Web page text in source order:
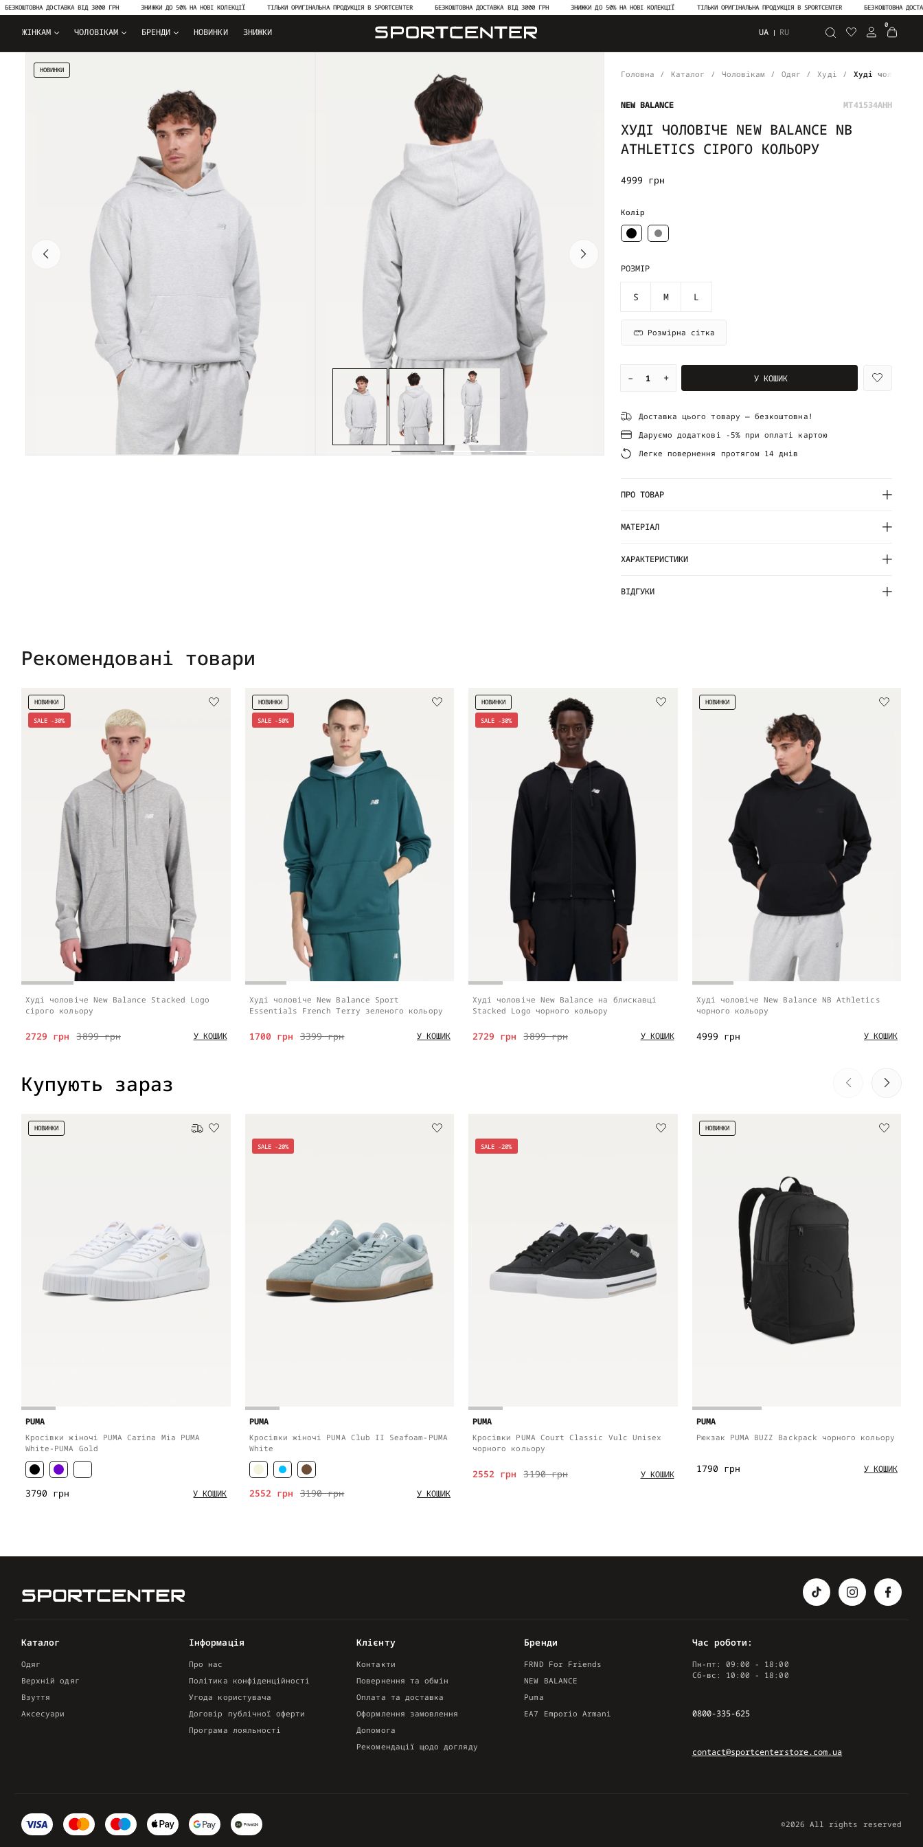
ДОСТАВКА ВІД 3000 ГРН ЗНИЖКИ ДО 50% НА НОВІ КОЛЕКЦІЇ ТІЛЬКИ ОРИГІНАЛЬНА ПРОДУКЦІЯ В SPORTCENTER БЕЗКОШТОВНА ДОСТАВКА ВІД 3000 ГРН ЗНИЖКИ ДО 50% НА НОВІ КОЛЕКЦІЇ ТІЛЬКИ ОРИГІНАЛЬНА ПРОДУКЦІЯ В SPORTCENTER БЕЗКОШТОВНА ДОСТАВКА
ЖІНКАМ ЧОЛОВІКАМ БРЕНДИ НОВИНКИ ЗНИЖКИ UA RU Пошук
0
НОВИНКИ Головна Каталог Чоловікам Одяг Худі Худі
NEW BALANCE MT41534AHH
ХУДІ ЧОЛОВІЧЕ NEW BALANCE NB
ATHLETICS СІРОГО КОЛЬОРУ
4999 грн
Колір
РОЗМІР
S M L
Розмірна сітка
– + У КОШИК
Доставка цього товару — безкоштовна!
Даруємо додаткові -5% при оплаті картою
Легке повернення протягом 14 днів
ПРО ТОВАР
МАТЕРІАЛ
ХАРАКТЕРИСТИКИ
ВІДГУКИ
Рекомендовані товари
SALE -30%
НОВИНКИ
Худі чоловіче New Balance Stacked Logo
сірого кольору
3899 грн
2729 грн У КОШИК
SALE -50%
НОВИНКИ
Худі чоловіче New Balance Sport
Essentials French Terry зеленого кольору
3399 грн
1700 грн У КОШИК
SALE -30%
НОВИНКИ
Худі чоловіче New Balance на блискавці
Stacked Logo чорного кольору
3899 грн
2729 грн У КОШИК
НОВИНКИ
Худі чоловіче New Balance NB Athletics
чорного кольору
4999 грн У КОШИК
Купують зараз
НОВИНКИ Безкоштовна доставка
PUMA
Кросівки жіночі PUMA Carina Mia PUMA
White-PUMA Gold
3790 грн У КОШИК
SALE -20%
PUMA
Кросівки жіночі PUMA Club II Seafoam-PUMA
White
3190 грн
2552 грн У КОШИК
SALE -20%
PUMA
Кросівки PUMA Court Classic Vulc Unisex
чорного кольору
3190 грн
2552 грн У КОШИК
НОВИНКИ
PUMA
Рюкзак PUMA BUZZ Backpack чорного кольору
1790 грн У КОШИК
Каталог
Одяг
Верхній одяг
Взуття
Аксесуари
Інформація
Про нас
Політика конфіденційності
Угода користувача
Договір публічної оферти
Програма лояльності
Клієнту
Контакти
Повернення та обмін
Оплата та доставка
Оформлення замовлення
Допомога
Рекомендації щодо догляду
Бренди
FRND For Friends
NEW BALANCE
Puma
EA7 Emporio Armani
Час роботи:
Пн-пт: 09:00 - 18:00
Сб-вс: 10:00 - 18:00
0800-335-625
contact@sportcenterstore.com.ua
©2026 All rights reserved